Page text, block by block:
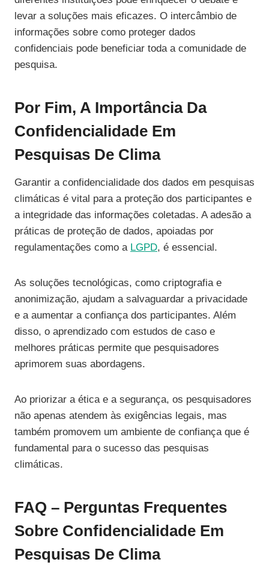
levar a soluções mais eficazes. O intercâmbio de
informações sobre como proteger dados
confidenciais pode beneficiar toda a comunidade de
pesquisa.
Por Fim, A Importância Da
Confidencialidade Em
Pesquisas De Clima
Garantir a confidencialidade dos dados em pesquisas
climáticas é vital para a proteção dos participantes e
a integridade das informações coletadas. A adesão a
práticas de proteção de dados, apoiadas por
regulamentações como a LGPD, é essencial.
As soluções tecnológicas, como criptografia e
anonimização, ajudam a salvaguardar a privacidade
e a aumentar a confiança dos participantes. Além
disso, o aprendizado com estudos de caso e
melhores práticas permite que pesquisadores
aprimorem suas abordagens.
Ao priorizar a ética e a segurança, os pesquisadores
não apenas atendem às exigências legais, mas
também promovem um ambiente de confiança que é
fundamental para o sucesso das pesquisas
climáticas.
FAQ – Perguntas Frequentes
Sobre Confidencialidade Em
Pesquisas De Clima